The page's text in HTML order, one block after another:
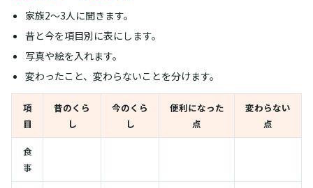
家族2〜3人に聞きます。
昔と今を項目別に表にします。
写真や絵を入れます。
変わったこと、変わらないことを分けます。
項
目
昔のくら
し
今のくら
し
便利になった
点
変わらない
点
食
事